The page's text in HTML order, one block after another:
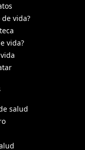
vida?
vida?
salud